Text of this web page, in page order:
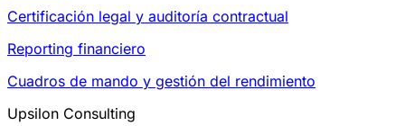
Certificación legal y auditoría contractual
Reporting financiero
Cuadros de mando y gestión del rendimiento
Upsilon Consulting